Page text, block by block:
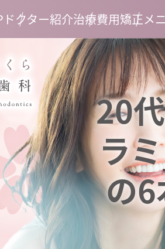
ドクター紹介治療費用矯正メ
20
ラ
の6